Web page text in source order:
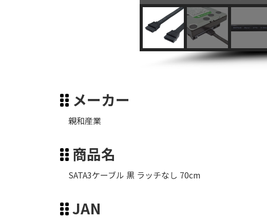
メーカー
親和産業
商品名
SATA3ケーブル 黒 ラッチなし 70cm
JAN